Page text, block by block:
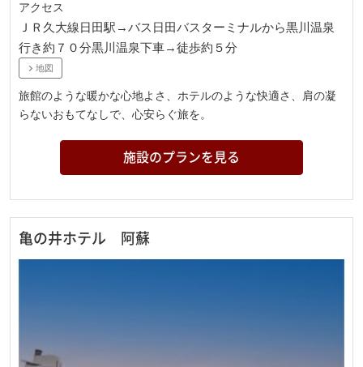
アクセス
ＪＲ久大線日田駅→バス日田バスターミナルから黒川温泉
行き約７０分黒川温泉下車→徒歩約５分
地図
旅館のような暖かな心地よさ、ホテルのような快適さ、肩の凝
らないおもてなしで、心安らぐ旅を。
施設のプランを見る
亀の井ホテル 阿蘇